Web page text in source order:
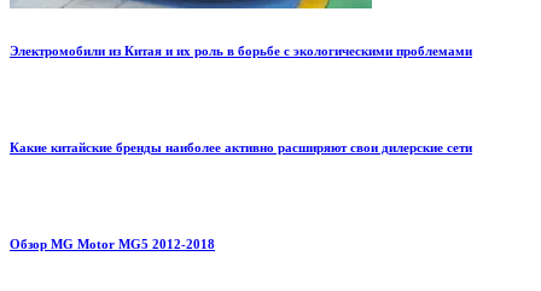
Электромобили из Китая и их роль в борьбе с экологическими проблемами
Какие китайские бренды наиболее активно расширяют свои дилерские сети
Обзор MG Motor MG5 2012-2018